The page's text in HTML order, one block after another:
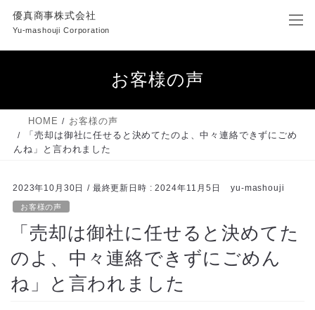
ン
キ
ー
に
優真商事株式会社
Yu-mashouji Corporation
お客様の声
HOME
お客様の声
「売却は御社に任せると決めてたのよ、中々連絡できずにごめ
んね」と言われました
2023年10月30日 / 最終更新日時 :2024年11月5日 yu-mashouji
お客様の声
「売却は御社に任せると決めてた
のよ、中々連絡できずにごめん
ね」と言われました